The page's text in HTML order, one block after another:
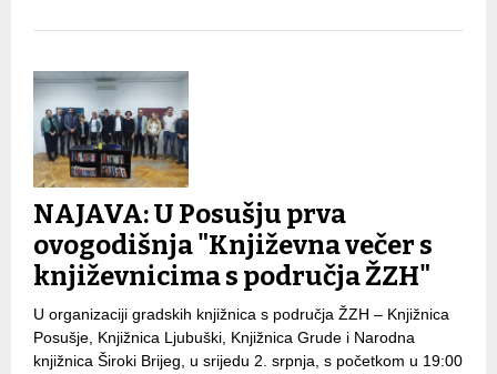
NAJAVA: U Posušju prva
ovogodišnja "Književna večer s
književnicima s područja ŽZH"
U organizaciji gradskih knjižnica s područja ŽZH – Knjižnica
Posušje, Knjižnica Ljubuški, Knjižnica Grude i Narodna
knjižnica Široki Brijeg, u srijedu 2. srpnja, s početkom u 19:00